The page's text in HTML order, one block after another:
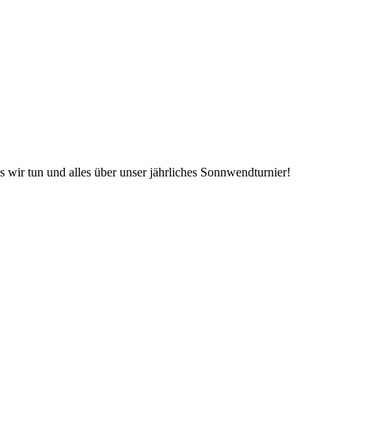
tun und alles über unser jährliches Sonnwendturnier!